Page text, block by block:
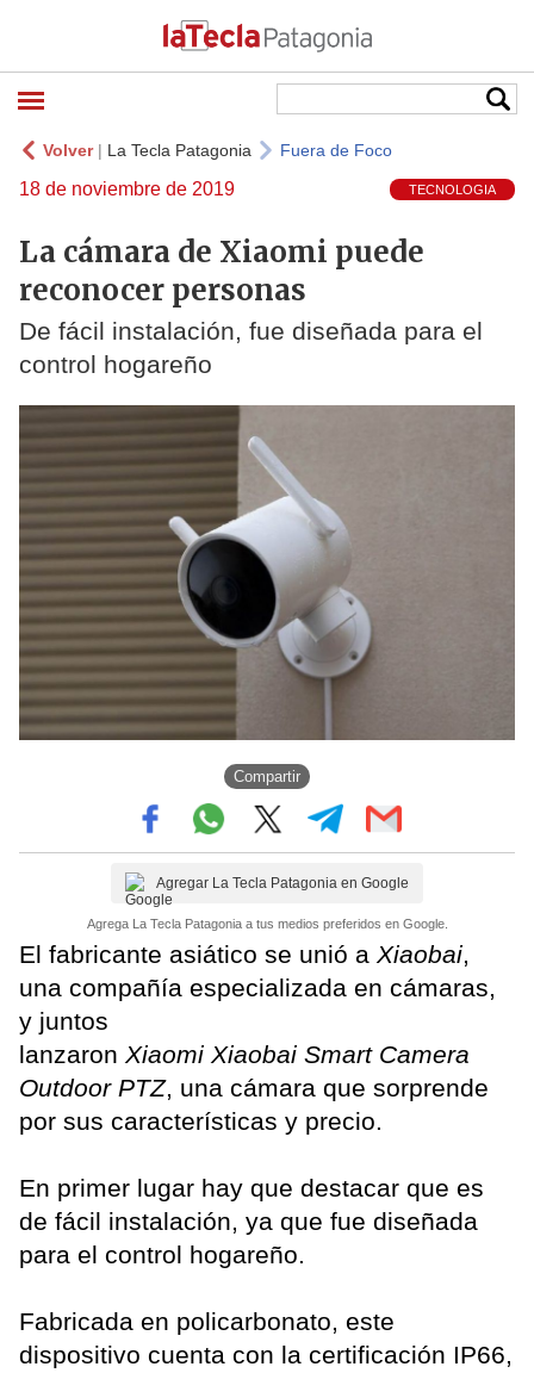
Volver| La Tecla Patagonia Fuera de Foco
18 de noviembre de 2019 TECNOLOGIA
La cámara de Xiaomi puede
reconocer personas
De fácil instalación, fue diseñada para el
control hogareño
Compartir
Agregar La Tecla Patagonia en Google
Agrega La Tecla Patagonia a tus medios preferidos en Google.
El fabricante asiático se unió a Xiaobai,
una compañía especializada en cámaras,
y juntos
lanzaron Xiaomi Xiaobai Smart Camera
Outdoor PTZ, una cámara que sorprende
por sus características y precio.
En primer lugar hay que destacar que es
de fácil instalación, ya que fue diseñada
para el control hogareño.
Fabricada en policarbonato, este
dispositivo cuenta con la certificación IP66,